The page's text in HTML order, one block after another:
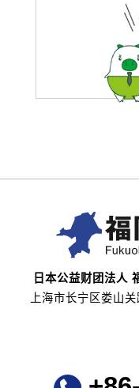
日本公益财团法人
上海市长宁区娄山